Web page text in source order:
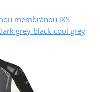
membránou iXS
grey-black-cool grey